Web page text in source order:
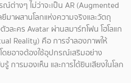
างๆ ไม่ว่าจะเป็น AR (Augmented
มาผสานโลกแห่งความจริงและวัตถุ
วละคร Avatar ผ่านสมาร์ทโฟน โฮโลแก
Reality) คือ การจำลองภาพให้
ยอาจต้องใช้อุปกรณ์เสริมอย่าง
การมองเห็น และการได้ยินเสียงในโลก